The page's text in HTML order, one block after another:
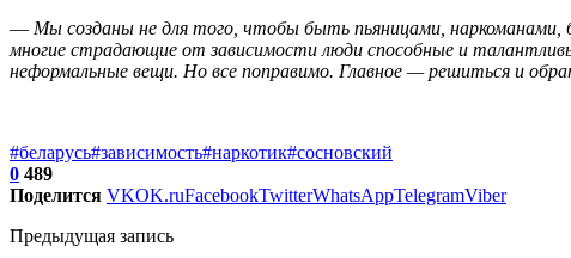
— Мы созданы не для того, чтобы быть пьяницами, наркоманами,
многие страдающие от зависимости люди способные и
неформальные вещи. Но все поправимо. Главное — решиться и
#беларусь#зависимость#наркотик#сосновский
0 489
Поделится VKOK.ruFacebookTwitterWhatsAppTelegramViber
Предыдущая запись